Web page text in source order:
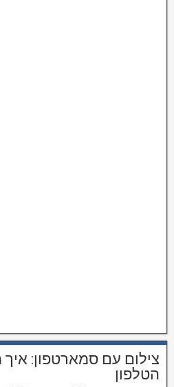
צילום עם סמארטפון: איך
הטלפון